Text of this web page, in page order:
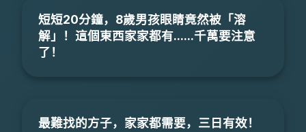
短短20分鐘，8歲男孩眼睛竟然被「溶
解」！這個東西家家都有......千萬要注意
了！
最難找的方子，家家都需要，三日有效！